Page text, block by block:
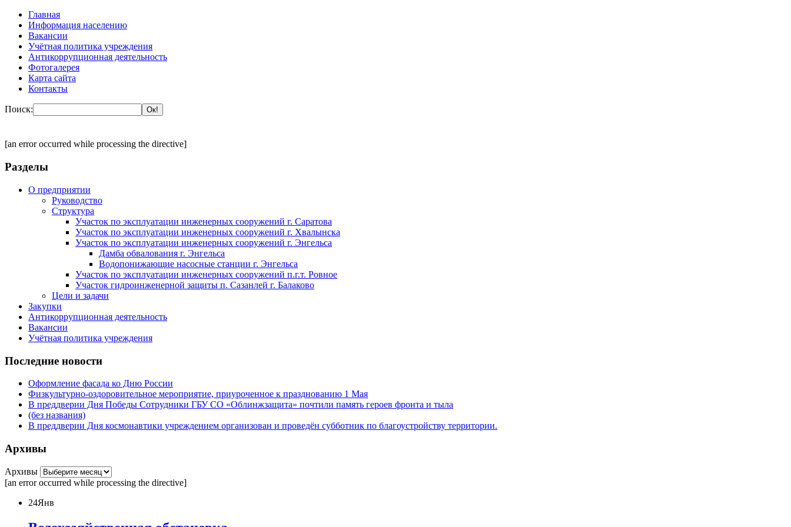
Главная
Информация населению
Вакансии
Учётная политика учреждения
Антикоррупционная деятельность
Фотогалерея
Карта сайта
Контакты
Поиск:
[an error occurred while processing the directive]
Разделы
О предприятии
Руководство
Структура
Участок по эксплуатации инженерных сооружений г. Саратова
Участок по эксплуатации инженерных сооружений г. Хвалынска
Участок по эксплуатации инженерных сооружений г. Энгельса
Дамба обвалования г. Энгельса
Водопонижающие насосные станции г. Энгельса
Участок по эксплуатации инженерных сооружений п.г.т. Ровное
Участок гидроинженерной защиты п. Сазанлей г. Балаково
Цели и задачи
Закупки
Антикоррупционная деятельность
Вакансии
Учётная политика учреждения
Последние новости
Оформление фасада ко Дню России
Физкультурно-оздоровительное мероприятие, приуроченное к празднованию 1 Мая
В преддверии Дня Победы Сотрудники ГБУ СО «Облинжзащита» почтили память героев фронта и тыла
(без названия)
В преддверии Дня космонавтики учреждением организован и проведён субботник по благоустройству территории.
Архивы
Архивы
[an error occurred while processing the directive]
24Янв